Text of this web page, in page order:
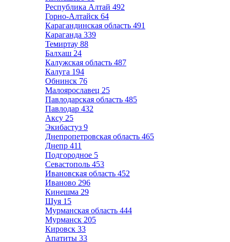
Республика Алтай 492
Горно-Алтайск 64
Карагандинская область 491
Караганда 339
Темиртау 88
Балхаш 24
Калужская область 487
Калуга 194
Обнинск 76
Малоярославец 25
Павлодарская область 485
Павлодар 432
Аксу 25
Экибастуз 9
Днепропетровская область 465
Днепр 411
Подгородное 5
Севастополь 453
Ивановская область 452
Иваново 296
Кинешма 29
Шуя 15
Мурманская область 444
Мурманск 205
Кировск 33
Апатиты 33